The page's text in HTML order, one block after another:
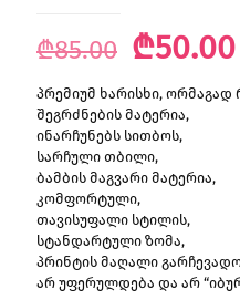
₾85.00 Original
price
was:
₾85.00.
₾50.00
პრემიუმ ხარისხი,
შეგრძნების მატერია,
ინარჩუნებს სითბოს,
სარჩული თბილი,
ბამბის მაგვარი მატერია,
კომფორტული,
თავისუფალი სტილის,
სტანდარტული ზომა,
პრინტის მაღალი
არ უფერულდება და არ